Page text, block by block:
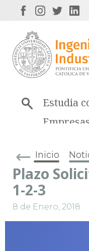
Estudia
Inicio
Plazo
1-2-3
8 de Enero, 2018